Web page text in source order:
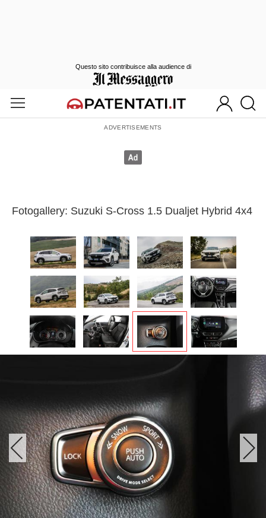
Fotogallery: Suzuki S-Cross 1.5 Dualjet Hybrid 4x4
Questo sito contribuisce alla audience di